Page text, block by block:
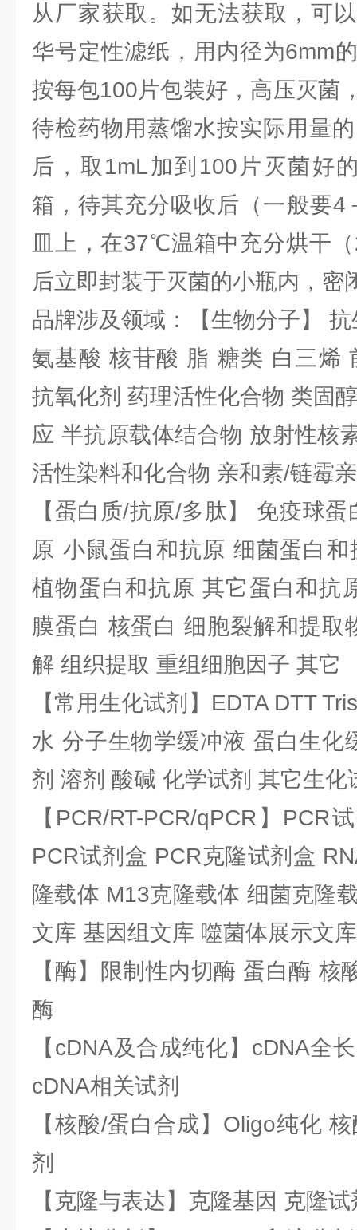
从厂家获取。如无法获取，可
华号定性滤纸，用内径为6mm
按每包100片包装好，高压灭菌
待检药物用蒸馏水按实际用量
后，取1mL加到100片灭菌好
箱，待其充分吸收后（一般要4
皿上，在37℃温箱中充分烘干
后立即封装于灭菌的小瓶内，密
品牌涉及领域：【生物分子】
氨基酸 核苷酸 脂 糖类 白三烯
抗氧化剂 药理活性化合物 类固
应 半抗原载体结合物 放射性核
活性染料和化合物 亲和素/链霉
【蛋白质/抗原/多肽】 免疫球
原 小鼠蛋白和抗原 细菌蛋白
植物蛋白和抗原 其它蛋白和抗
膜蛋白 核蛋白 细胞裂解和提取
解 组织提取 重组细胞因子 其它
【常用生化试剂】EDTA DTT
水 分子生物学缓冲液 蛋白生化
剂 溶剂 酸碱 化学试剂 其它生化
【PCR/RT-PCR/qPCR】PCR
PCR试剂盒 PCR克隆试剂盒
隆载体 M13克隆载体 细菌克隆
文库 基因组文库 噬菌体展示文库
【酶】限制性内切酶 蛋白酶 核
酶
【cDNA及合成纯化】cDNA全
cDNA相关试剂
【核酸/蛋白合成】Oligo纯化
剂
【克隆与表达】克隆基因 克隆